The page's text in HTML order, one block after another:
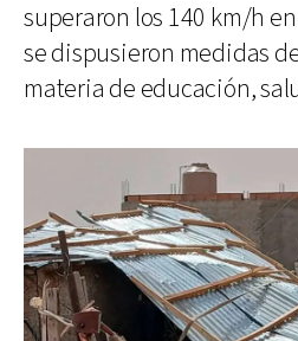
superaron los 140 km/h
se dispusieron medidas
materia de educación,